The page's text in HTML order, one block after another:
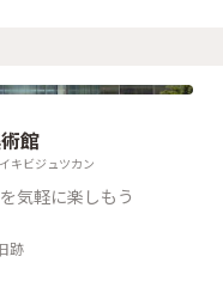
館
キビジュツカン
気軽に楽しもう
跡